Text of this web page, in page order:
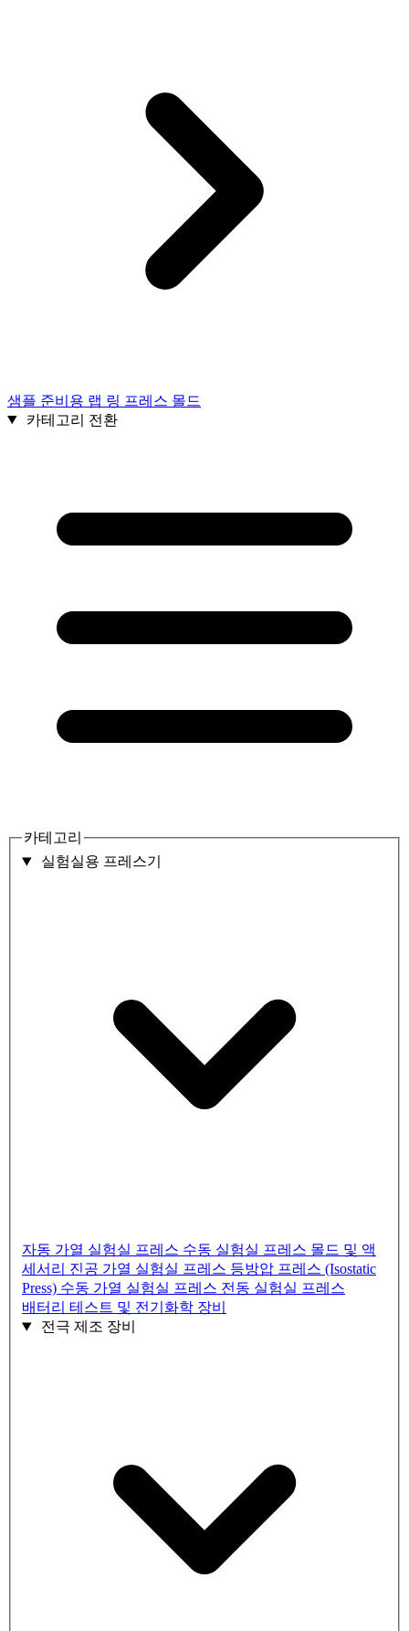
샘플 준비용 랩 링 프레스 몰드
카테고리 전환
카테고리
실험실용 프레스기
자동 가열 실험실 프레스 수동 실험실 프레스 몰드 및 액
세서리 진공 가열 실험실 프레스 등방압 프레스 (Isostatic
Press) 수동 가열 실험실 프레스 전동 실험실 프레스
배터리 테스트 및 전기화학 장비
전극 제조 장비